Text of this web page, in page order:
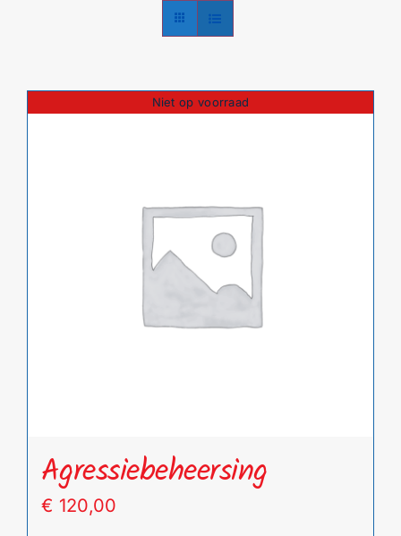
Niet op voorraad
Agressiebeheersing
€ 120,00